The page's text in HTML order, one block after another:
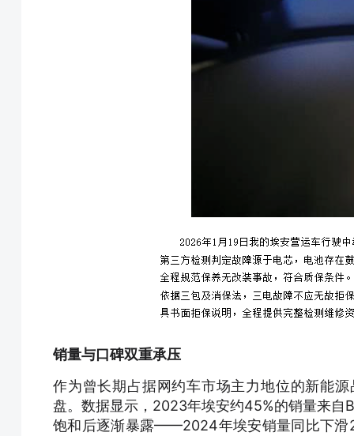
销量与口碑双重承压
作为曾长期占据网约车市场主力地位的新能
盘。数据显示，2023年埃安约45%的销量来自
饱和后逐渐暴露——2024年埃安销量同比下滑